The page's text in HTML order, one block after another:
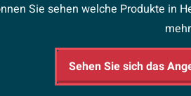
Sie sehen welche Produkte in
Sehen Sie sich das